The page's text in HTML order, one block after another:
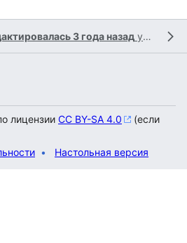
3 года назад участником
лицензии CC BY-SA 4.0
(если
Настольная версия